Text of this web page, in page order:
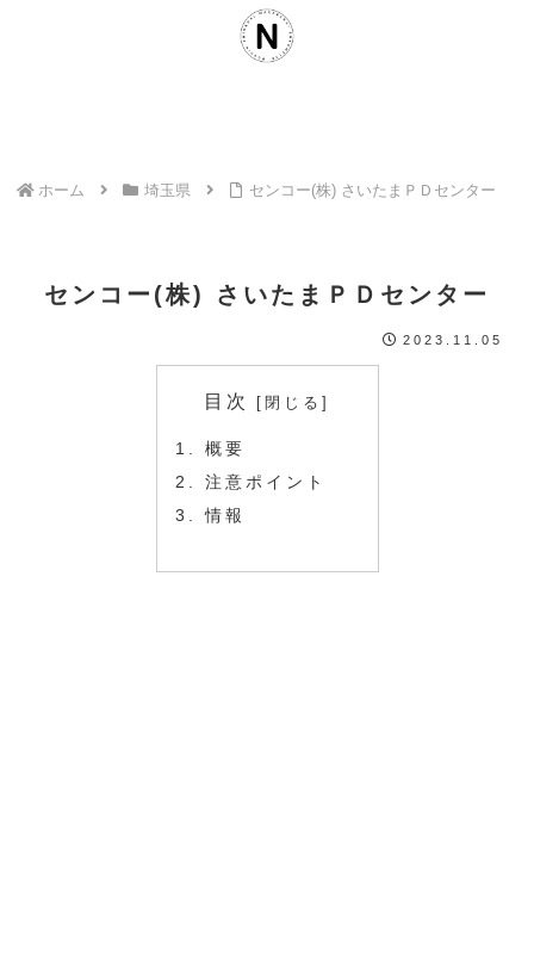
ホーム 埼玉県 センコー(株) さいたまＰＤセンター
センコー(株) さいたまＰＤセンター
2023.11.05
目次
概要
注意ポイント
情報